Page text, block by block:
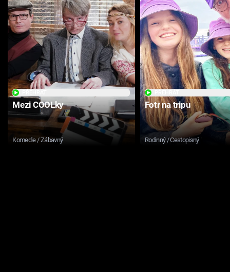
Mezi COOLky
Komedie / Zábavný
Fotr na tripu
Rodinný / Cestopisný